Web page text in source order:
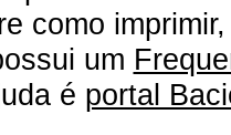
como
um
é portal